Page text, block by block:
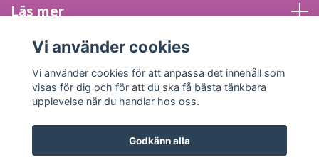
Läs mer
Sociala medier
Vi använder cookies
Vi använder cookies för att anpassa det innehåll som
visas för dig och för att du ska få bästa tänkbara
upplevelse när du handlar hos oss.
Godkänn alla